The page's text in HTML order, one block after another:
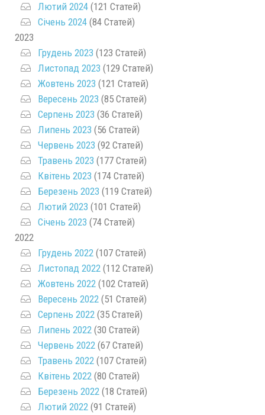
Лютий 2024 (121 Статей)
Січень 2024 (84 Статей)
2023
Грудень 2023 (123 Статей)
Листопад 2023 (129 Статей)
Жовтень 2023 (121 Статей)
Вересень 2023 (85 Статей)
Серпень 2023 (36 Статей)
Липень 2023 (56 Статей)
Червень 2023 (92 Статей)
Травень 2023 (177 Статей)
Квітень 2023 (174 Статей)
Березень 2023 (119 Статей)
Лютий 2023 (101 Статей)
Січень 2023 (74 Статей)
2022
Грудень 2022 (107 Статей)
Листопад 2022 (112 Статей)
Жовтень 2022 (102 Статей)
Вересень 2022 (51 Статей)
Серпень 2022 (35 Статей)
Липень 2022 (30 Статей)
Червень 2022 (67 Статей)
Травень 2022 (107 Статей)
Квітень 2022 (80 Статей)
Березень 2022 (18 Статей)
Лютий 2022 (91 Статей)